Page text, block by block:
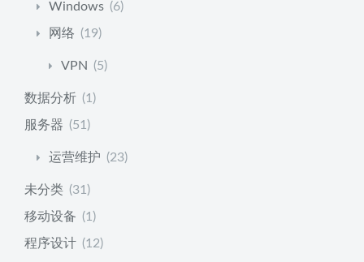
Windows (6)
网络 (19)
VPN (5)
数据分析 (1)
服务器 (51)
运营维护 (23)
未分类 (31)
移动设备 (1)
程序设计 (12)